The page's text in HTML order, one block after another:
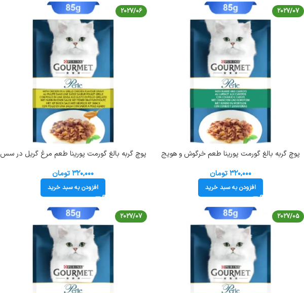
2027/07
پوچ گربه بالغ گورمت پورینا طعم خرگوش و هویج
۳۲۰,۰۰۰ تومان
افزودن به سبد خرید
2027/06
پوچ گربه بالغ گورمت پورینا طعم مرغ گریل در سس
۳۲۰,۰۰۰ تومان
افزودن به سبد خرید
2027/05
2027/07